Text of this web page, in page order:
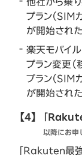
プラン（SIM
が開始され
楽天モバイル
プラン変更（
プラン（SIM
が開始され
【4】 「
以降にお申
「Rakuten最